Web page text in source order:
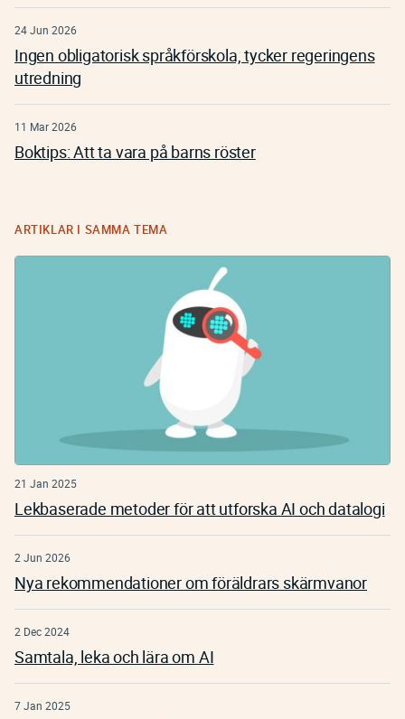
24 Jun 2026
Ingen obligatorisk språkförskola, tycker regeringens
utredning
11 Mar 2026
Boktips: Att ta vara på barns röster
ARTIKLAR I SAMMA TEMA
21 Jan 2025
Lekbaserade metoder för att utforska AI och datalogi
2 Jun 2026
Nya rekommendationer om föräldrars skärmvanor
2 Dec 2024
Samtala, leka och lära om AI
7 Jan 2025